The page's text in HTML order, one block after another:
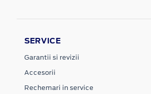
SERVICE
Garantii si revizii
Accesorii
Rechemari in service